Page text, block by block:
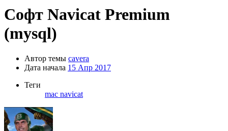
Софт Navicat Premium
(mysql)
Автор темы cavera
Дата начала 15 Апр 2017
Теги
mac navicat